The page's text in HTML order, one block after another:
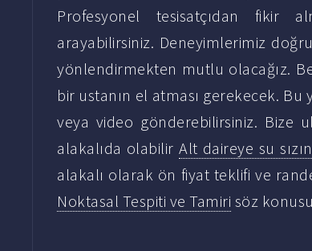
Profesyonel tesisatçıdan fikir
arayabilirsiniz. Deneyimlerimiz
yönlendirmekten mutlu olacağız.
bir ustanın el atması gerekecek. Bu
veya video gönderebilirsiniz. Bize
alakalıda olabilirAlt daireye su
alakalı olarak ön fiyat teklifi ve
Noktasal Tespiti ve Tamiri söz